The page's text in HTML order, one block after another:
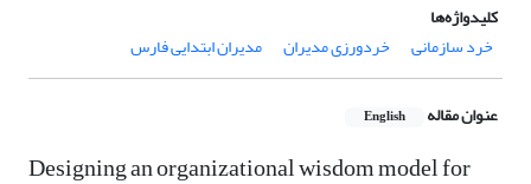
کلیدواژه‌ها
خرد سازمانی
خردورزی مدیران مدیران ابتدایی فارس
عنوان مقاله English
Designing an organizational wisdom model for